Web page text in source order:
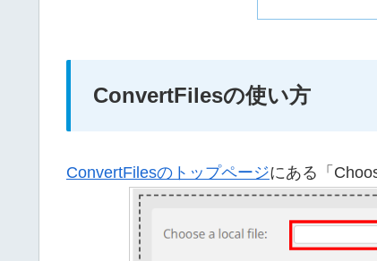
ConvertFilesの使い方
ConvertFilesのトップページにある「